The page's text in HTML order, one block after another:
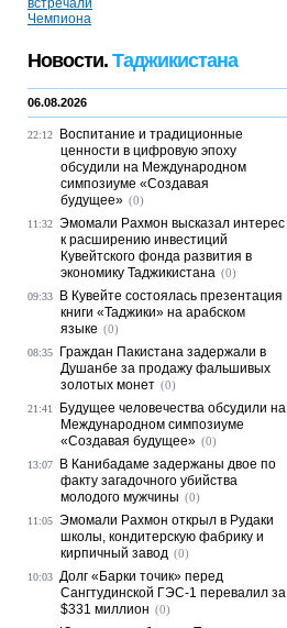
Новости. Таджикистана
06.08.2026
22:12
Воспитание и традиционные
ценности в цифровую эпоху
обсудили на Международном
симпозиуме «Создавая
будущее» (0)
11:32 Эмомали Рахмон высказал интерес
к расширению инвестиций
Кувейтского фонда развития в
экономику Таджикистана (0)
09:33
В Кувейте состоялась презентация
книги «Таджики» на арабском
языке (0)
08:35
Граждан Пакистана задержали в
Душанбе за продажу фальшивых
золотых монет (0)
21:41
Будущее человечества обсудили на
Международном симпозиуме
«Создавая будущее» (0)
13:07
В Канибадаме задержаны двое по
факту загадочного убийства
молодого мужчины (0)
11:05 Эмомали Рахмон открыл в Рудаки
школы, кондитерскую фабрику и
кирпичный завод (0)
10:03 Долг «Барки точик» перед
Сангтудинской ГЭС-1 перевалил за
$331 миллион (0)